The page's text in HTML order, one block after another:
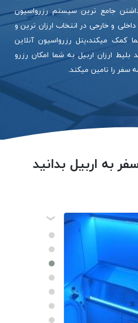
جامع ترین سیستم رزرواسیون
بیش از 800 ایرلاین داخلی و خارجی در انتخاب ارزان ترین و
کمک میکند،پنل رزرواسیون آنلاین
ارزان اربیل به شما امکان رزرو
سفر را تامین میکند.
به اربیل بدانید
‹